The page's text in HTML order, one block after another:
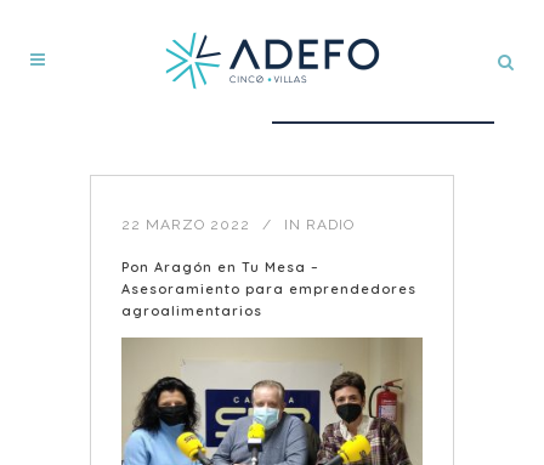
22 MARZO 2022 IN RADIO
Pon Aragón en Tu Mesa –
Asesoramiento para emprendedores
agroalimentarios